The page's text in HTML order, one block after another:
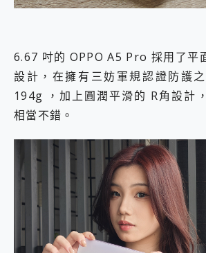
6.67 吋的 OPPO A5 Pro 採用了平
設計，在擁有三妨軍規認證防護
194g ，加上圓潤平滑的 R角設計
相當不錯。